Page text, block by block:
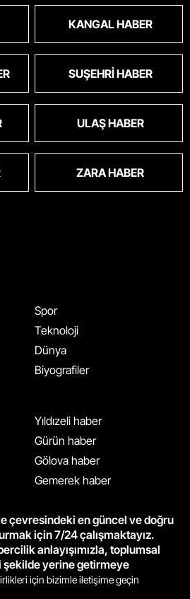
KANGAL HABER
SUŞEHRI HABER
ULAŞ HABER
ZARA HABER
Spor
Teknoloji
Dünya
Biyografiler
Yıldızeli haber
Gürün haber
Gölova haber
Gemerek haber
çevresindeki en güncel ve doğru
için 7/24 çalışmaktayız.
anlayışımızla, toplumsal
yerine getirmeye
için bizimle iletişime geçin